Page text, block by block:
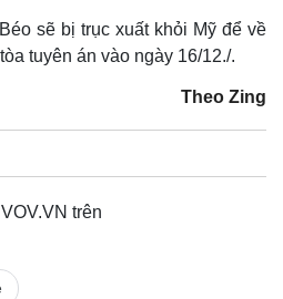
sẽ bị trục xuất khỏi Mỹ để về
tuyên án vào ngày 16/12./.
Theo Zing
trên